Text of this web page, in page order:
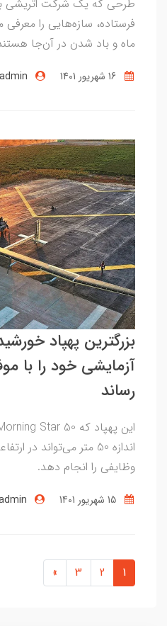
طرحی که یک شرکت اتریشی
فرستاده، سازه‌هایی را
ماه و باد شدن در آن‌جا
بزرگترین پهپاد
آزمایشی خود را با
رساند
وظایفی را انجام دهد.
1
2
3
»